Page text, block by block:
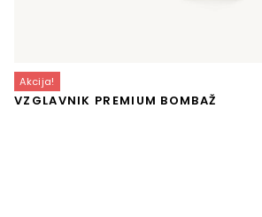
Akcija!
VZGLAVNIK PREMIUM BOMBAŽ